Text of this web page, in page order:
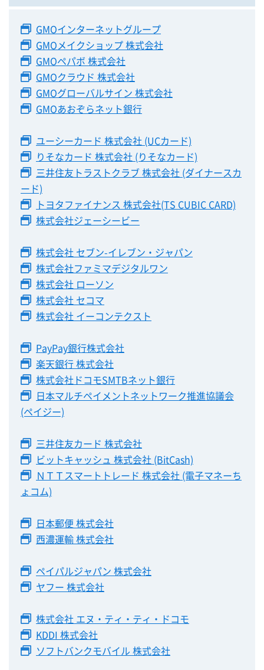
GMOインターネットグループ
GMOメイクショップ 株式会社
GMOペパボ 株式会社
GMOクラウド 株式会社
GMOグローバルサイン 株式会社
GMOあおぞらネット銀行
ユーシーカード 株式会社 (UCカード)
りそなカード 株式会社 (りそなカード)
三井住友トラストクラブ 株式会社 (ダイナースカ
ード)
トヨタファイナンス 株式会社(TS CUBIC CARD)
株式会社ジェーシービー
株式会社 セブン-イレブン・ジャパン
株式会社ファミマデジタルワン
株式会社 ローソン
株式会社 セコマ
株式会社 イーコンテクスト
PayPay銀行株式会社
楽天銀行 株式会社
株式会社ドコモSMTBネット銀行
日本マルチペイメントネットワーク推進協議会
(ペイジー)
三井住友カード 株式会社
ビットキャッシュ 株式会社 (BitCash)
ＮＴＴスマートトレード 株式会社 (電子マネーち
ょコム)
日本郵便 株式会社
西濃運輸 株式会社
ペイパルジャパン 株式会社
ヤフー 株式会社
株式会社 エヌ・ティ・ティ・ドコモ
KDDI 株式会社
ソフトバンクモバイル 株式会社